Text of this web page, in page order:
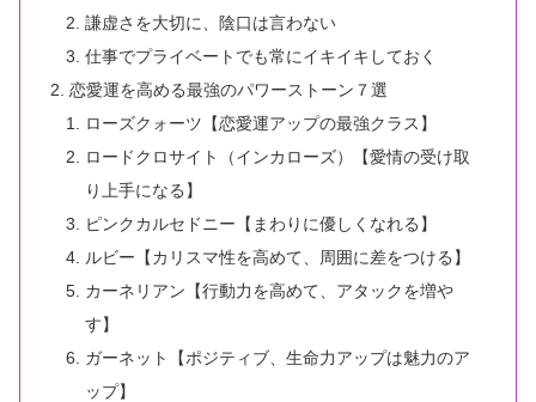
謙虚さを大切に、陰口は言わない
仕事でプライベートでも常にイキイキしておく
恋愛運を高める最強のパワーストーン７選
ローズクォーツ【恋愛運アップの最強クラス】
ロードクロサイト（インカローズ）【愛情の受け取
り上手になる】
ピンクカルセドニー【まわりに優しくなれる】
ルビー【カリスマ性を高めて、周囲に差をつける】
カーネリアン【行動力を高めて、アタックを増や
す】
ガーネット【ポジティブ、生命力アップは魅力のア
ップ】